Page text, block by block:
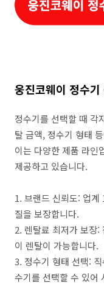
웅진코웨이 정수
정수기를 선택할 때 각
탈 금액, 정수기 형태
이는 다양한 제품 라인
제공하고 있습니다.
1. 브랜드 신뢰도: 업계
질을 보장합니다.
2. 렌탈료 최저가 보장:
이 렌탈이 가능합니다.
3. 정수기 형태 선택:
수기를 선택할 수 있어